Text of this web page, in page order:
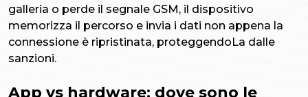
galleria o perde il segnale GSM, il dispositivo
memorizza il percorso e invia i dati non appena la
connessione è ripristinata, proteggendoLa dalle
sanzioni.
App vs hardware: dove sono le